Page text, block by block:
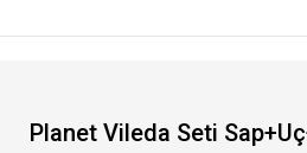
Planet Vileda Seti